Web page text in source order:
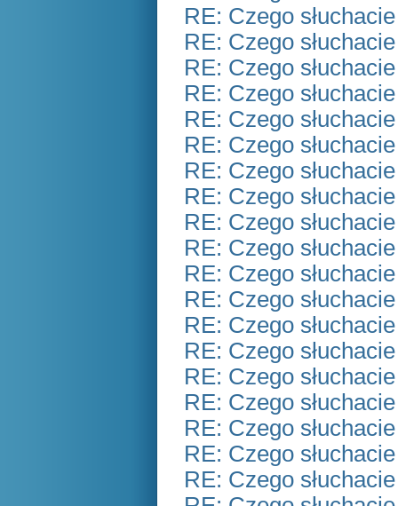
RE: Czego
RE: Czego
RE: Czego
RE: Czego
RE: Czego
RE: Czego
RE: Czego
RE: Czego
RE: Czego
RE: Czego
RE: Czego
RE: Czego
RE: Czego
RE: Czego
RE: Czego
RE: Czego
RE: Czego
RE: Czego
RE: Czego